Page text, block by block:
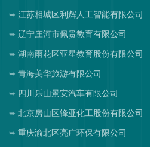
江苏相城区利辉人工智能有限公司
辽宁庄河市佩贵教育有限公司
湖南雨花区亚星教育股份有限公司
青海美华旅游有限公司
四川乐山景安汽车有限公司
北京房山区锋亚化工股份有限公司
重庆渝北区亮广环保有限公司